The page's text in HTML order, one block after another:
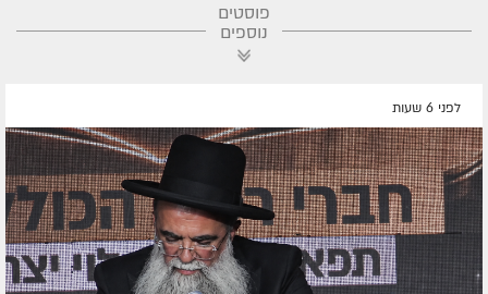
פוסטים
נוספים
לפני 6 שעות